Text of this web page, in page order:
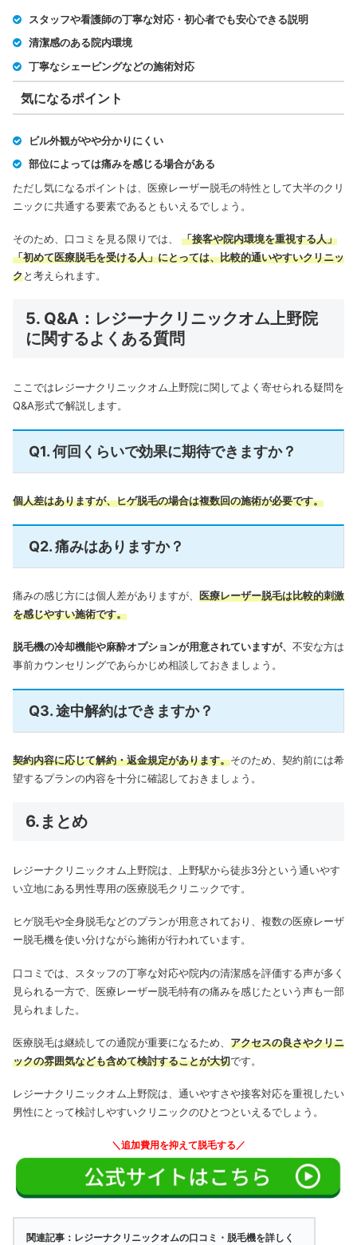
スタッフや看護師の丁寧な対応・初心者でも安心できる説明
清潔感のある院内環境
丁寧なシェービングなどの施術対応
気になるポイント
ビル外観がやや分かりにくい
部位によっては痛みを感じる場合がある
ただし気になるポイントは、医療レーザー脱毛の特性として大半のクリ
ニックに共通する要素であるともいえるでしょう。
そのため、口コミを見る限りでは、 「接客や院内環境を重視する人」
「初めて医療脱毛を受ける人」にとっては、比較的通いやすいクリニッ
クと考えられます。
5. Q&A：レジーナクリニックオム上野院
に関するよくある質問
ここではレジーナクリニックオム上野院に関してよく寄せられる疑問を
Q&A形式で解説します。
Q1. 何回くらいで効果に期待できますか？
個人差はありますが、ヒゲ脱毛の場合は複数回の施術が必要です。
Q2. 痛みはありますか？
痛みの感じ方には個人差がありますが、 医療レーザー脱毛は比較的刺激
を感じやすい施術です。
脱毛機の冷却機能や麻酔オプションが用意されていますが、 不安な方は
事前カウンセリングであらかじめ相談しておきましょう。
Q3. 途中解約はできますか？
契約内容に応じて解約・返金規定があります。そのため、契約前には希
望するプランの内容を十分に確認しておきましょう。
6.まとめ
レジーナクリニックオム上野院は、上野駅から徒歩3分という通いやす
い立地にある男性専用の医療脱毛クリニックです。
ヒゲ脱毛や全身脱毛などのプランが用意されており、複数の医療レーザ
ー脱毛機を使い分けながら施術が行われています。
口コミでは、スタッフの丁寧な対応や院内の清潔感を評価する声が多く
見られる一方で、医療レーザー脱毛特有の痛みを感じたという声も一部
見られました。
医療脱毛は継続しての通院が重要になるため、 アクセスの良さやクリニ
ックの雰囲気なども含めて検討することが大切です。
レジーナクリニックオム上野院は、通いやすさや接客対応を重視したい
男性にとって検討しやすいクリニックのひとつといえるでしょう。
＼追加費用を抑えて脱毛する／
関連記事：レジーナクリニックオムの口コミ・脱毛機を詳しく